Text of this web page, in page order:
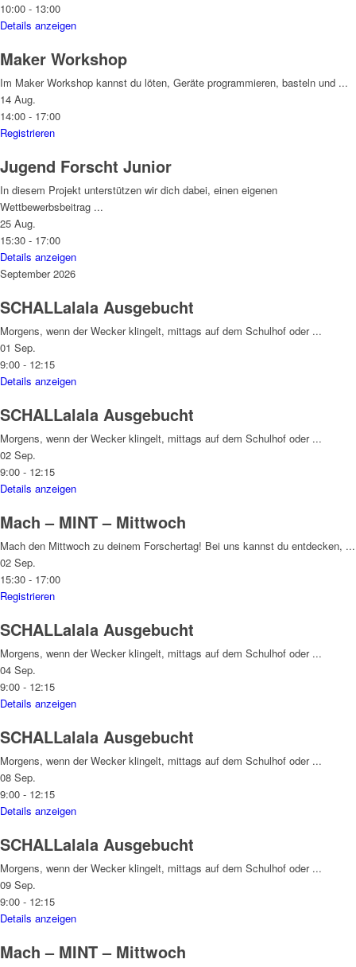
10:00 - 13:00
Details anzeigen
Maker Workshop
Im Maker Workshop kannst du löten, Geräte programmieren, basteln und ...
14 Aug.
14:00 - 17:00
Registrieren
Jugend Forscht Junior
In diesem Projekt unterstützen wir dich dabei, einen eigenen
Wettbewerbsbeitrag ...
25 Aug.
15:30 - 17:00
Details anzeigen
September 2026
SCHALLalala Ausgebucht
Morgens, wenn der Wecker klingelt, mittags auf dem Schulhof oder ...
01 Sep.
9:00 - 12:15
Details anzeigen
SCHALLalala Ausgebucht
Morgens, wenn der Wecker klingelt, mittags auf dem Schulhof oder ...
02 Sep.
9:00 - 12:15
Details anzeigen
Mach – MINT – Mittwoch
Mach den Mittwoch zu deinem Forschertag! Bei uns kannst du entdecken, ...
02 Sep.
15:30 - 17:00
Registrieren
SCHALLalala Ausgebucht
Morgens, wenn der Wecker klingelt, mittags auf dem Schulhof oder ...
04 Sep.
9:00 - 12:15
Details anzeigen
SCHALLalala Ausgebucht
Morgens, wenn der Wecker klingelt, mittags auf dem Schulhof oder ...
08 Sep.
9:00 - 12:15
Details anzeigen
SCHALLalala Ausgebucht
Morgens, wenn der Wecker klingelt, mittags auf dem Schulhof oder ...
09 Sep.
9:00 - 12:15
Details anzeigen
Mach – MINT – Mittwoch